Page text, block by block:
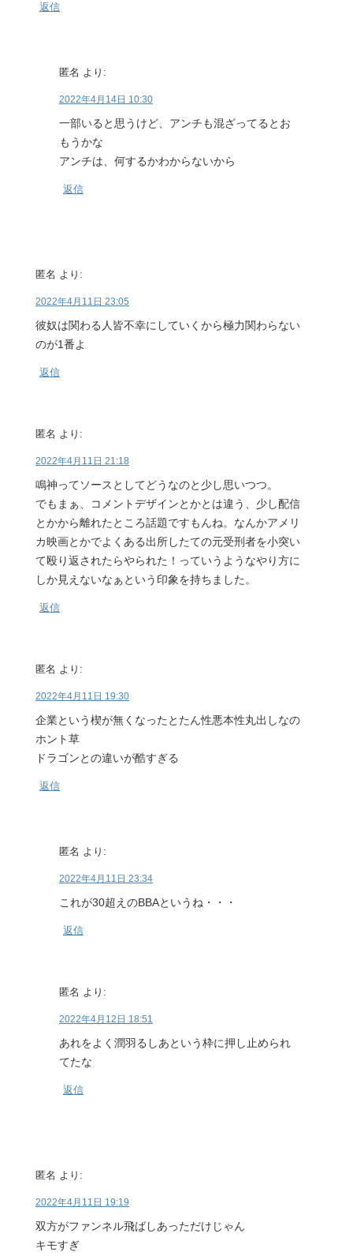
返信
匿名 より:
2022年4月14日 10:30
一部いると思うけど、アンチも混ざってるとお
もうかな
アンチは、何するかわからないから
返信
匿名 より:
2022年4月11日 23:05
彼奴は関わる人皆不幸にしていくから極力関わらない
のが1番よ
返信
匿名 より:
2022年4月11日 21:18
鳴神ってソースとしてどうなのと少し思いつつ。
でもまぁ、コメントデザインとかとは違う、少し配信
とかから離れたところ話題ですもんね。なんかアメリ
カ映画とかでよくある出所したての元受刑者を小突い
て殴り返されたらやられた！っていうようなやり方に
しか見えないなぁという印象を持ちました。
返信
匿名 より:
2022年4月11日 19:30
企業という楔が無くなったとたん性悪本性丸出しなの
ホント草
ドラゴンとの違いが酷すぎる
返信
匿名 より:
2022年4月11日 23:34
これが30超えのBBAというね・・・
返信
匿名 より:
2022年4月12日 18:51
あれをよく潤羽るしあという枠に押し止められ
てたな
返信
匿名 より:
2022年4月11日 19:19
双方がファンネル飛ばしあっただけじゃん
キモすぎ